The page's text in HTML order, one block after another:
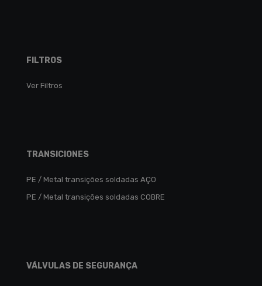
FILTROS
Ver Filtros
TRANSICIONES
PE / Metal transições soldadas AÇO
PE / Metal transições soldadas COBRE
VÁLVULAS DE SEGURANÇA